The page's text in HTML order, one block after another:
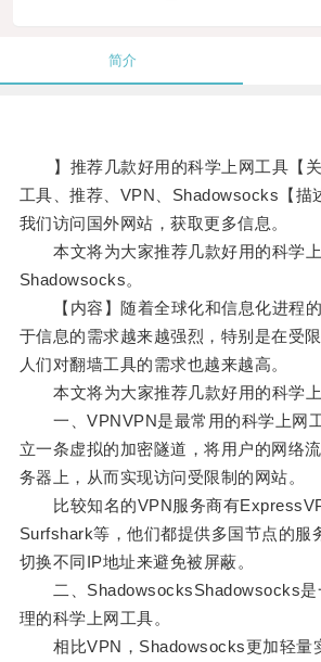
简介
】推荐几款好用的科学上网工具【关
工具、推荐、VPN、Shadowsocks【描
我们访问国外网站，获取更多信息。
本文将为大家推荐几款好用的科学上
Shadowsocks。
【内容】随着全球化和信息化进程的
于信息的需求越来越强烈，特别是在受
人们对翻墙工具的需求也越来越高。
本文将为大家推荐几款好用的科学上
一、VPNVPN是最常用的科学上网
立一条虚拟的加密隧道，将用户的网络
务器上，从而实现访问受限制的网站。
比较知名的VPN服务商有
Surfshark等，他们都提供多国节点的服
切换不同IP地址来避免被屏蔽。
二、ShadowsocksShadowsocks是
理的科学上网工具。
相比VPN，Shadowsocks更加轻量